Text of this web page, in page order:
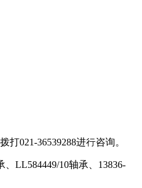
021-36539288进行咨询。
LL584449/10轴承、13836-